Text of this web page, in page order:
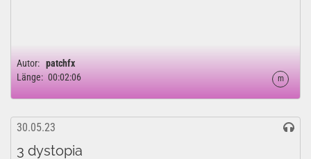
Autor: patchfx
Länge: 00:02:06 m
30.05.23
3 dystopia